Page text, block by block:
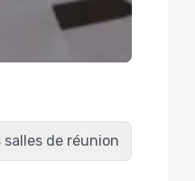
salles de réunion